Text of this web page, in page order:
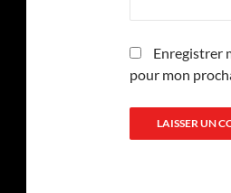
Enregistrer
pour mon